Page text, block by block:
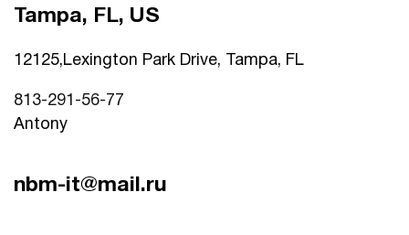
Tampa, FL, US
12125,Lexington Park Drive, Tampa, FL
813-291-56-77
Antony
nbm-it@mail.ru